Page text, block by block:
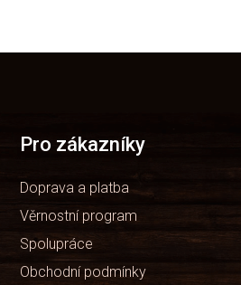
Pro zákazníky
Doprava a platba
Věrnostní program
Spolupráce
Obchodní podmínky